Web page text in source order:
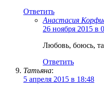
Ответить
Анастасия
26 ноября 2015 в
Любовь, боюсь,
Ответить
Татьяна:
5 апреля 2015 в 18:48